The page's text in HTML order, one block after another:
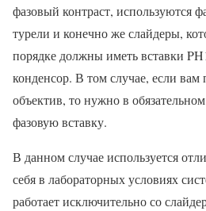
фазовый контраст, используются
турели и конечно же слайдеры,
порядке должны иметь вставки
конденсор. В том случае, если вам
объектив, то нужно в
фазовую вставку.
В данном случае используется
себя в лабораторных условиях
работает исключительно со